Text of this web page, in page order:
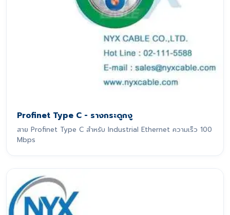
Profinet Type C - รางกระดูกงู
สาย Profinet Type C สำหรับ Industrial Ethernet ความเร็ว 100
Mbps